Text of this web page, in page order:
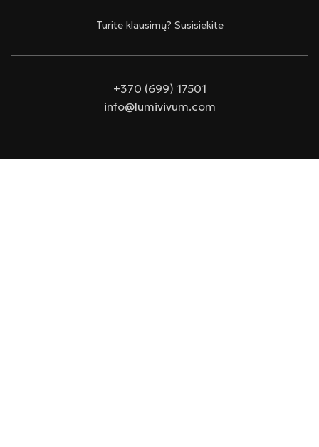
Turite klausimų? Susisiekite
+370 (699) 17501
info@lumivivum.com